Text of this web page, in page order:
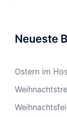
Neueste
Ostern im